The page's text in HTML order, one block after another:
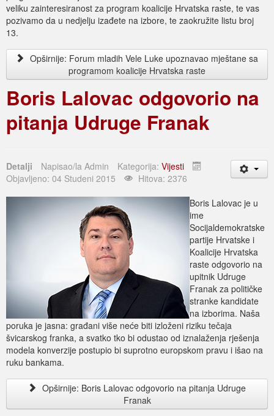
veliku zainteresiranost za program koalicije Hrvatska raste, te vas
pozivamo da u nedjelju izađete na izbore, te zaokružite listu broj
13.
Opširnije: Forum mladih Vele Luke upoznavao mještane sa
programom koalicije Hrvatska raste
Boris Lalovac odgovorio na
pitanja Udruge Franak
Detalji Napisao/la Admin Kategorija: Vijesti
Objavljeno: 04 Studeni 2015
Hitova: 2376
Boris Lalovac je u
ime
Socijaldemokratske
partije Hrvatske i
Koalicije Hrvatska
raste odgovorio na
upitnik Udruge
Franak za političke
stranke kandidate
na izborima. Naša
poruka je jasna: građani više neće biti izloženi riziku tečaja
švicarskog franka, a svatko tko bi odustao od iznalaženja rješenja
modela konverzije postupio bi suprotno europskom pravu i išao na
ruku bankama.
Opširnije: Boris Lalovac odgovorio na pitanja Udruge
Franak